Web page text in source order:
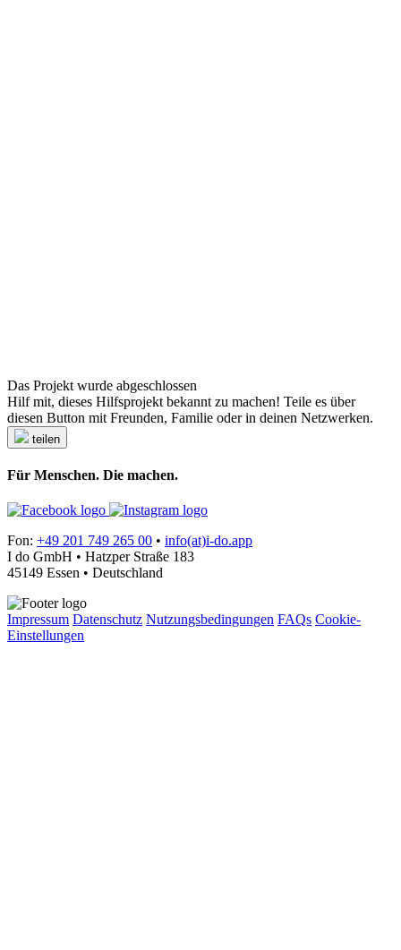
Das Projekt wurde abgeschlossen
Hilf mit, dieses Hilfsprojekt bekannt zu machen! Teile es über
diesen Button mit Freunden, Familie oder in deinen Netzwerken.
teilen
Für Menschen. Die machen.
Fon: +49 201 749 265 00 • info(at)i-do.app
I do GmbH • Hatzper Straße 183
45149 Essen • Deutschland
Impressum Datenschutz Nutzungsbedingungen FAQs Cookie-
Einstellungen